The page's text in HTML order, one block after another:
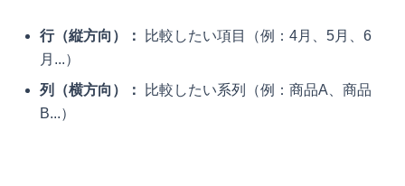
行（縦方向）：
比較したい項目（例：4月、5月、6
月...）
列（横方向）：
比較したい系列（例：商品A、商品
B...）